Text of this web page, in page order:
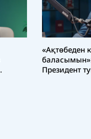
«Ақтөбеден
Президент